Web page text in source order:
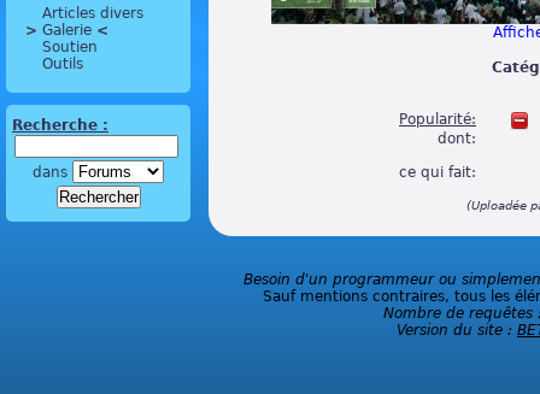
Articles divers
> Galerie <
Soutien
Outils
Recherche :
dans
Popularité:
dont:
ce qui fait:
(Uploadée
Besoin d'un programmeur ou
Sauf mentions contraires, tous les
Nombre de requêtes
Version du site :